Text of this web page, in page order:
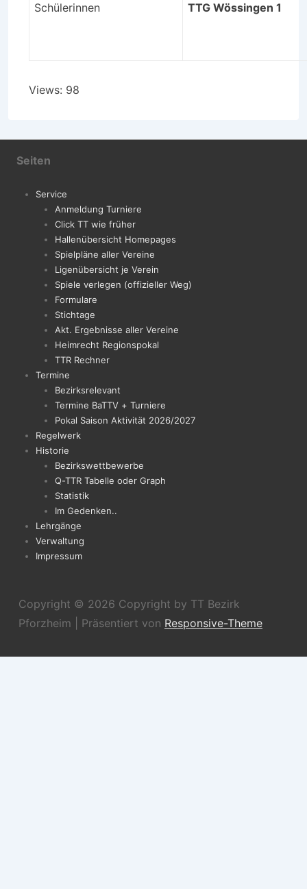
Schülerinnen TTG Wössingen 1
Views: 98
Seiten
Service
Anmeldung Turniere
Click TT wie früher
Hallenübersicht Homepages
Spielpläne aller Vereine
Ligenübersicht je Verein
Spiele verlegen (offizieller Weg)
Formulare
Stichtage
Akt. Ergebnisse aller Vereine
Heimrecht Regionspokal
TTR Rechner
Termine
Bezirksrelevant
Termine BaTTV + Turniere
Pokal Saison Aktivität 2026/2027
Regelwerk
Historie
Bezirkswettbewerbe
Q-TTR Tabelle oder Graph
Statistik
Im Gedenken..
Lehrgänge
Verwaltung
Impressum
Copyright © 2026 Copyright by TT Bezirk
Pforzheim
| Präsentiert von Responsive-Theme